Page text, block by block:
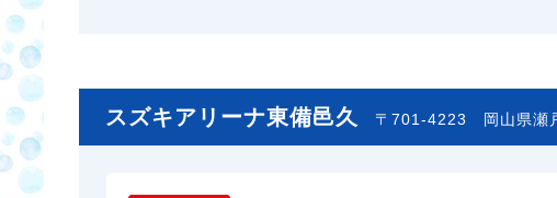
スズキアリーナ東備邑久 〒701-4223 岡山県瀬